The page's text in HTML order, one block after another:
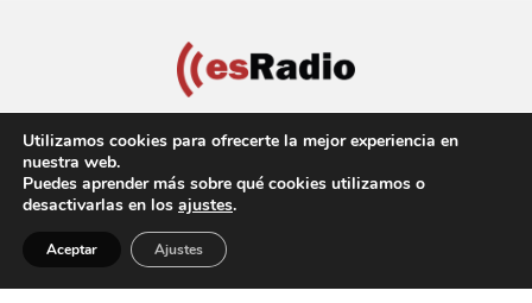
Política de privacidad Aviso Legal Política de cookies
Copyright © 2022 EsRadio Valencia, All Rights Reserved
Utilizamos cookies para ofrecerte la mejor experiencia en
nuestra web.
Puedes aprender más sobre qué cookies utilizamos o
desactivarlas en los ajustes.
Aceptar Ajustes